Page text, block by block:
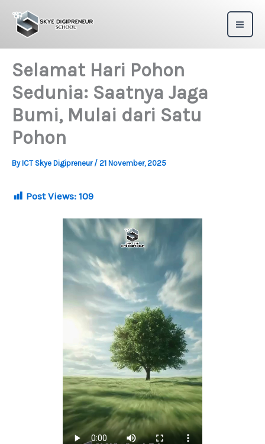
content
Selamat Hari Pohon
Sedunia: Saatnya Jaga
Bumi, Mulai dari Satu
Pohon
By ICT Skye Digipreneur / 21 November, 2025
Post Views: 109